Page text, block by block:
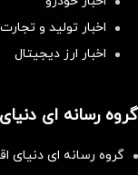
اخبار تولید و تجارت
اخبار ارز دیجیتال
گروه رسانه ای
گروه رسانه ای دنیای